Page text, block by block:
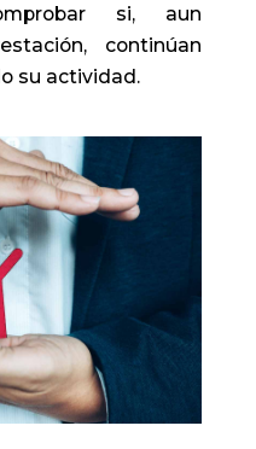
si, aun
continúan
su actividad.